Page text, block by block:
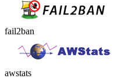
fail2ban
awstats